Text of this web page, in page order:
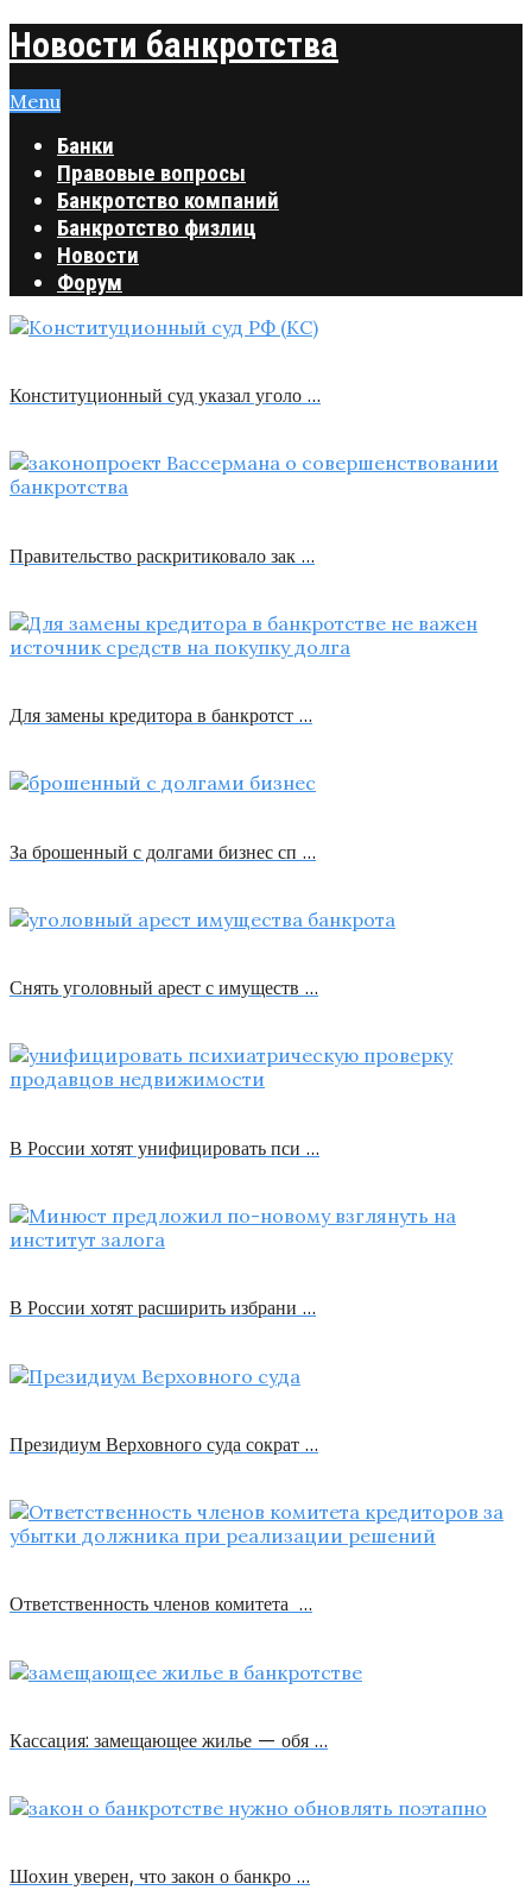
Новости банкротства
Menu
Банки
Правовые вопросы
Банкротство компаний
Банкротство физлиц
Новости
Форум
Конституционный суд указал уголо …
Правительство раскритиковало зак …
Для замены кредитора в банкротст …
За брошенный с долгами бизнес сп …
Снять уголовный арест с имуществ …
В России хотят унифицировать пси …
В России хотят расширить избрани …
Президиум Верховного суда сократ …
Ответственность членов комитета …
Кассация: замещающее жилье — обя …
Шохин уверен, что закон о банкро …